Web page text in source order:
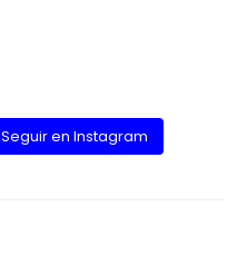
Seguir en Instagram